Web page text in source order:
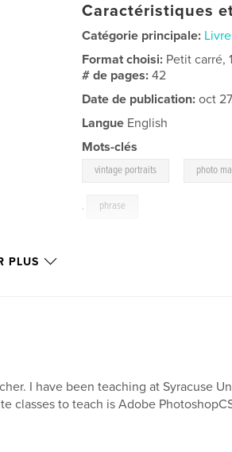
Caractéristiques
Catégorie principale:
Format choisi: Petit carré,
# de pages:42
Date de publication: oct
Langue English
Mots-clés
vintage portraits photo
, phrase
PLUS
I have been teaching at Syracuse
classes to teach is Adobe